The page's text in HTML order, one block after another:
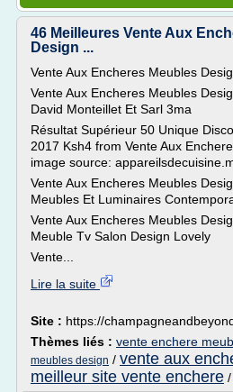
46 Meilleures Vente Aux
Design ...
Vente Aux Encheres Meubles
Vente Aux Encheres Meubles
David Monteillet Et Sarl 3ma
Résultat Supérieur 50 Unique
2017 Ksh4 from Vente Aux
image source:
Vente Aux Encheres Meubles
Meubles Et Luminaires
Vente Aux Encheres Meubles
Meuble Tv Salon Design Lovely
Vente...
Lire la suite
Site : https://
Thèmes liés : vente enchere
meubles design / vente aux
meilleur site vente enchere /